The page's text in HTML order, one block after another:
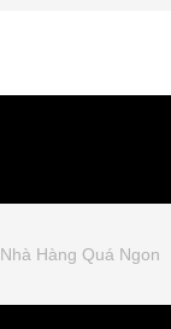
Nhà Hàng Quá Ngon